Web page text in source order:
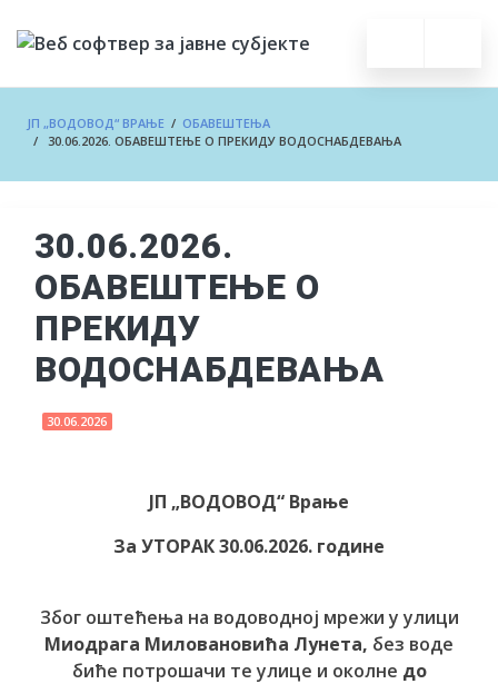
ЈП „ВОДОВОД“ ВРАЊЕ / ОБАВЕШТЕЊА
/ 30.06.2026. ОБАВЕШТЕЊЕ О ПРЕКИДУ ВОДОСНАБДЕВАЊА
30.06.2026.
ОБАВЕШТЕЊЕ О
ПРЕКИДУ
ВОДОСНАБДЕВАЊА
30.06.2026
ЈП „ВОДОВОД“ Врање
За УТОРАК 30.06.2026. године
Због оштећења на водоводној мрежи у улици
Миодрага Миловановића Лунета, без воде
биће потрошачи те улице и околне до